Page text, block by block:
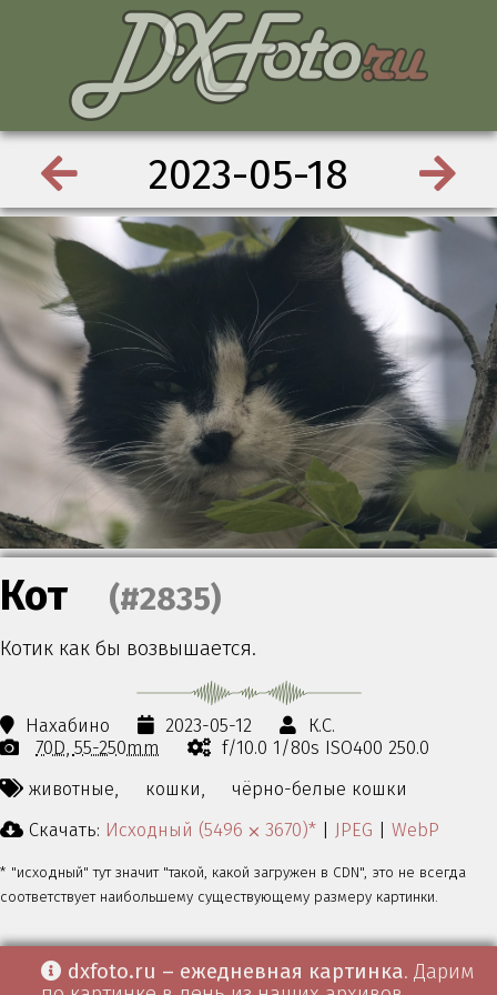
2023-05-18
Кот (#2835)
Котик как бы возвышается.
Нахабино 2023-05-12
К.С.
70D 55-250mm
f/10.0 1/80s ISO400 250.0
животные,
кошки,
чёрно-белые кошки
Скачать: Исходный (5496 ⨉ 3670)* | JPEG | WebP
* "исходный" тут значит "такой, какой загружен в CDN", это не всегда
соответствует наибольшему существующему размеру картинки.
dxfoto.ru – ежедневная картинка. Дарим